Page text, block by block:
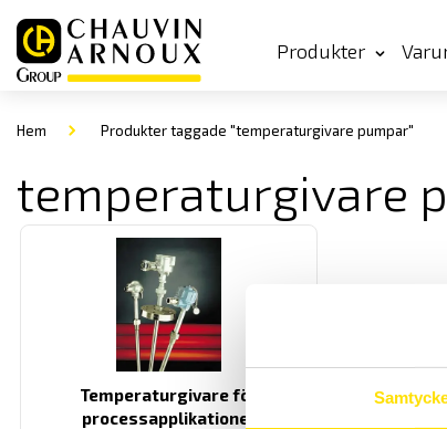
Produkter
Hem Produkter taggade "temperaturgivare pumpar"
temperaturgivare
Temperaturgivare för
processapplikationer